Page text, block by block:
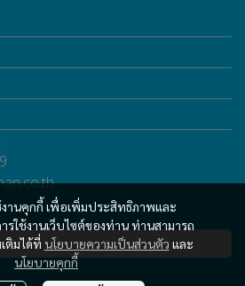
งานคุกกี้ เพื่อเพิ่มประสิทธิภาพและ
ใช้งานเว็บไซต์ของท่าน ท่านสามารถ
ติมได้ที่ นโยบายความเป็นส่วนตัว และ
นโยบายคุกกี้